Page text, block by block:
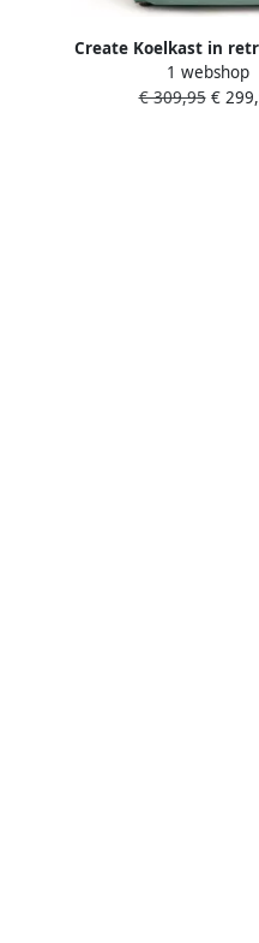
Create Koelkast in
Handvat Roségoud1 webshop
€ 309,95€